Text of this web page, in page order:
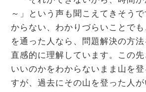
～」という声も聞こえてきそう
からない、わかりづらいことで
を通った人なら、問題解決の方
直感的に理解しています。この
いいのかをわからないまま山を
すが、過去にその山を登った人